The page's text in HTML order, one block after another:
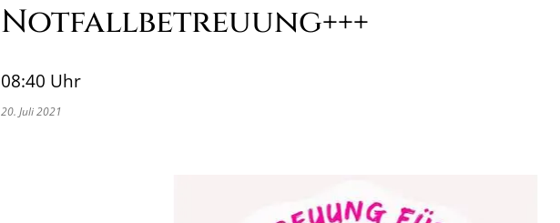
Notfallbetreuung+++
08:40 Uhr
20. Juli 2021